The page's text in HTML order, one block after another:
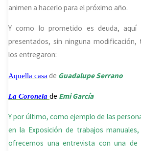
animen a hacerlo para el próximo año.
Y como lo prometido es deuda, aquí
presentados, sin ninguna
los entregaron:
Aquella casa de Guadalupe Serrano
La Coronela de Emi García
Y por último, como ejemplo de las
en la Exposición de trabajos
ofrecemos una entrevista con una de